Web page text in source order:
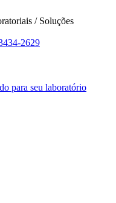
/ Soluções
2629
para seu laboratório